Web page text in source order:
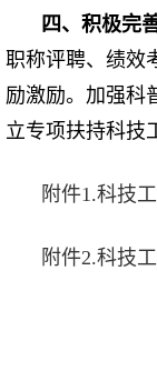
四、积极完
职称评聘、绩效
励激励。加强科
立专项扶持科技
附件1.科技
附件2.科技